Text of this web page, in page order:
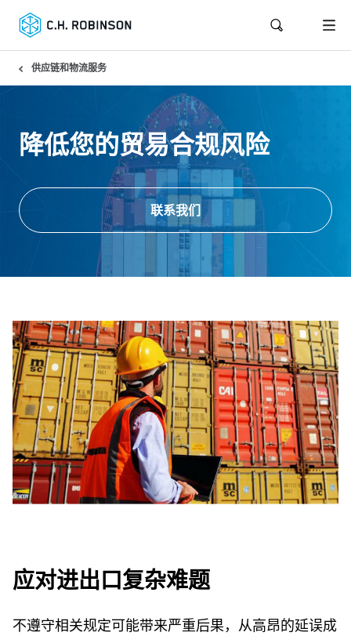
供应链和物流服务
降低您的贸易合规风险
联系我们
应对进出口复杂难题
不遵守相关规定可能带来严重后果，从高昂的延误成